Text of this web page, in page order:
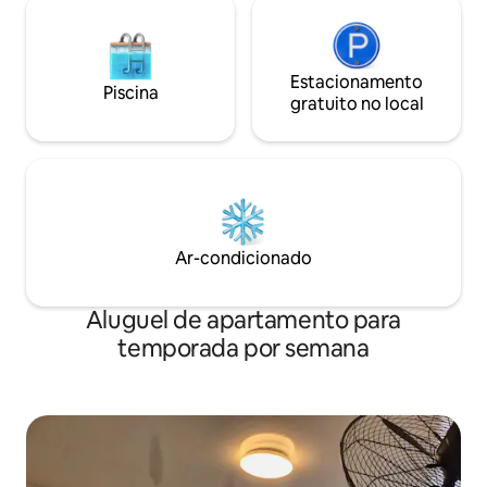
Piscina
Estacionamento
gratuito no local
Ar-condicionado
Aluguel de apartamento para
temporada por semana